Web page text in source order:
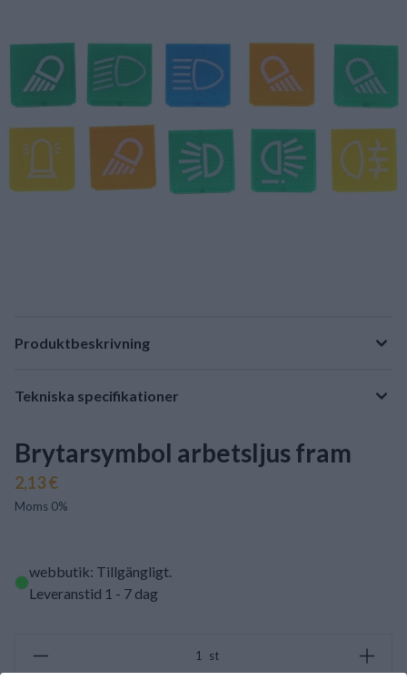
Produktbeskrivning
Tekniska specifikationer
Brytarsymbol arbetsljus fram
2,13 €
Moms 0%
webbutik: Tillgängligt.
Leveranstid 1 - 7 dag
st